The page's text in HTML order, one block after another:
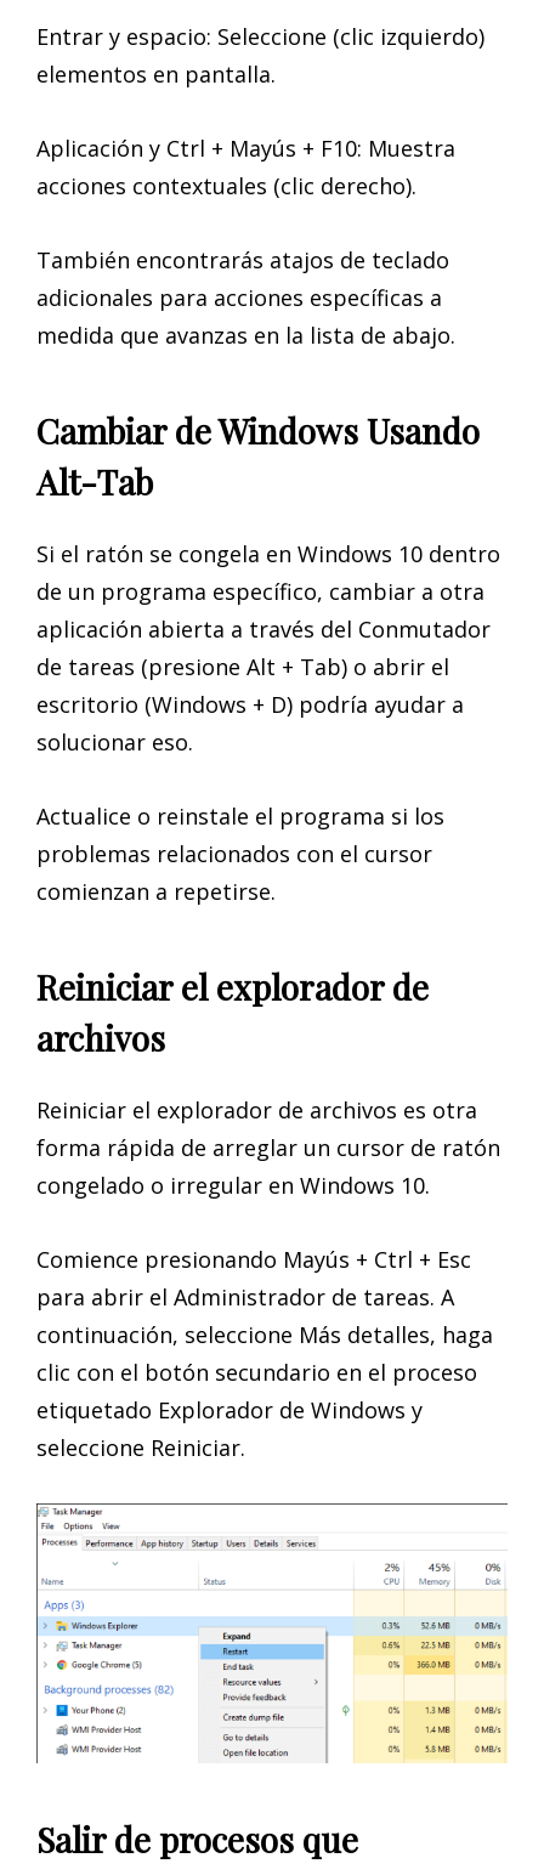
Entrar y espacio: Seleccione (clic izquierdo)
elementos en pantalla.
Aplicación y Ctrl + Mayús + F10: Muestra
acciones contextuales (clic derecho).
También encontrarás atajos de teclado
adicionales para acciones específicas a
medida que avanzas en la lista de abajo.
Cambiar de Windows Usando
Alt-Tab
Si el ratón se congela en Windows 10 dentro
de un programa específico, cambiar a otra
aplicación abierta a través del Conmutador
de tareas (presione Alt + Tab) o abrir el
escritorio (Windows + D) podría ayudar a
solucionar eso.
Actualice o reinstale el programa si los
problemas relacionados con el cursor
comienzan a repetirse.
Reiniciar el explorador de
archivos
Reiniciar el explorador de archivos es otra
forma rápida de arreglar un cursor de ratón
congelado o irregular en Windows 10.
Comience presionando Mayús + Ctrl + Esc
para abrir el Administrador de tareas. A
continuación, seleccione Más detalles, haga
clic con el botón secundario en el proceso
etiquetado Explorador de Windows y
seleccione Reiniciar.
Salir de procesos que